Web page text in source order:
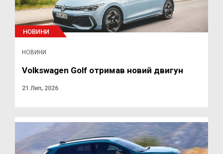
НОВИНИ
НОВИНИ
Volkswagen Golf отримав новий двигун
21 Лип, 2026